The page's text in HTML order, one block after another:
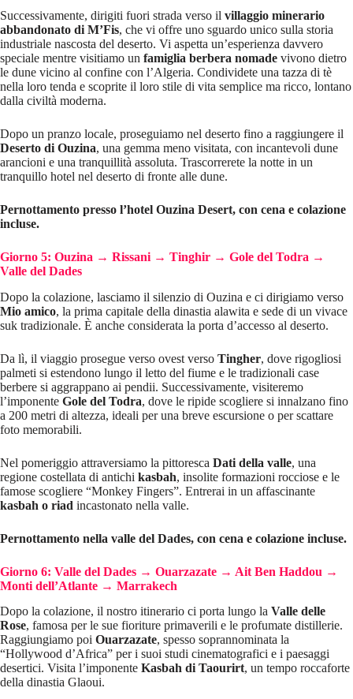
Successivamente, dirigiti fuori strada verso il villaggio minerario
abbandonato di M’Fis, che vi offre uno sguardo unico sulla storia
industriale nascosta del deserto. Vi aspetta un’esperienza davvero
speciale mentre visitiamo un famiglia berbera nomade vivono dietro
le dune vicino al confine con l’Algeria. Condividete una tazza di tè
nella loro tenda e scoprite il loro stile di vita semplice ma ricco, lontano
dalla civiltà moderna.
Dopo un pranzo locale, proseguiamo nel deserto fino a raggiungere il
Deserto di Ouzina, una gemma meno visitata, con incantevoli dune
arancioni e una tranquillità assoluta. Trascorrerete la notte in un
tranquillo hotel nel deserto di fronte alle dune.
Pernottamento presso l’hotel Ouzina Desert, con cena e colazione
incluse.
Giorno 5: Ouzina → Rissani → Tinghir → Gole del Todra →
Valle del Dades
Dopo la colazione, lasciamo il silenzio di Ouzina e ci dirigiamo verso
Mio amico, la prima capitale della dinastia alawita e sede di un vivace
suk tradizionale. È anche considerata la porta d’accesso al deserto.
Da lì, il viaggio prosegue verso ovest verso Tingher, dove rigogliosi
palmeti si estendono lungo il letto del fiume e le tradizionali case
berbere si aggrappano ai pendii. Successivamente, visiteremo
l’imponente Gole del Todra, dove le ripide scogliere si innalzano fino
a 200 metri di altezza, ideali per una breve escursione o per scattare
foto memorabili.
Nel pomeriggio attraversiamo la pittoresca Dati della valle, una
regione costellata di antichi kasbah, insolite formazioni rocciose e le
famose scogliere “Monkey Fingers”. Entrerai in un affascinante
kasbah o riad incastonato nella valle.
Pernottamento nella valle del Dades, con cena e colazione incluse.
Giorno 6: Valle del Dades → Ouarzazate → Ait Ben Haddou →
Monti dell’Atlante → Marrakech
Dopo la colazione, il nostro itinerario ci porta lungo la Valle delle
Rose, famosa per le sue fioriture primaverili e le profumate distillerie.
Raggiungiamo poi Ouarzazate, spesso soprannominata la
“Hollywood d’Africa” ​​per i suoi studi cinematografici e i paesaggi
desertici. Visita l’imponente Kasbah di Taourirt, un tempo roccaforte
della dinastia Glaoui.